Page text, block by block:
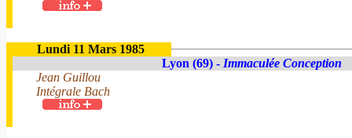
Lundi 11 Mars 1985
Lyon (69) - Immaculée Conception
Jean Guillou
Intégrale Bach